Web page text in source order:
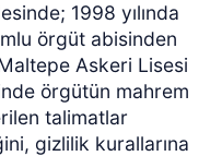
1998 yılında
örgüt abisinden
Askeri Lisesi
örgütün mahrem
talimatlar
gizlilik kurallarına